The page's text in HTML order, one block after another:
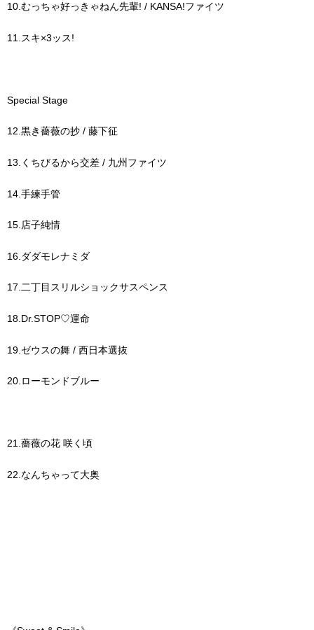
10.むっちゃ好っきゃねん先輩! / KANSA!ファイツ
11.スキ×3ッス!
Special Stage
12.黒き薔薇の抄 / 藤下征
13.くちびるから交差 / 九州ファイツ
14.手練手管
15.店子純情
16.ダダモレナミダ
17.二丁目スリルショックサスペンス
18.Dr.STOP♡運命
19.ゼウスの舞 / 西日本選抜
20.ローモンドブルー
21.薔薇の花 咲く頃
22.なんちゃって大奥